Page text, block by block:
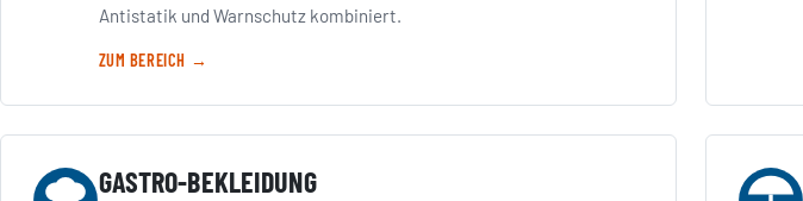
Antistatik und Warnschutz kombiniert.
ZUM BEREICH →
GASTRO-BEKLEIDUNG